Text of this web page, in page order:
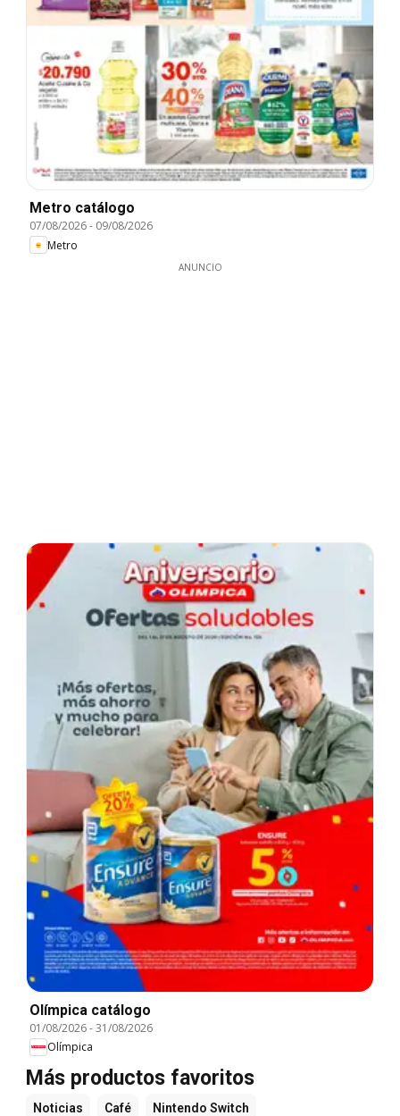
Metro catálogo
07/08/2026- 09/08/2026
Metro
ANUNCIO
Olímpica catálogo
01/08/2026-31/08/2026
Olímpica
Más productos favoritos
Noticias Café Nintendo Switch